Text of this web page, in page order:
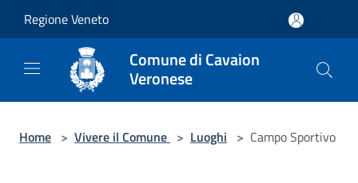
Regione Veneto
Comune di Cavaion
Veronese
Home > Vivere il Comune > Luoghi > Campo Sportivo